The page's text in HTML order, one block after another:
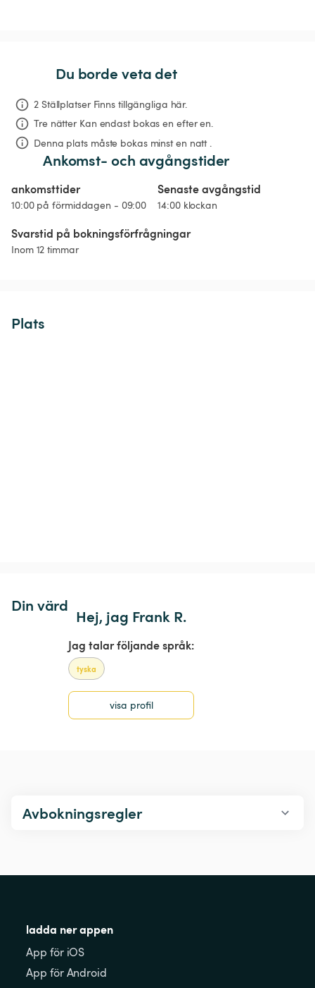
Du borde veta det
2 Ställplatser Finns tillgängliga här.
Tre nätter Kan endast bokas en efter en.
Denna plats måste bokas minst en natt .
Ankomst- och avgångstider
ankomsttider
10:00 på förmiddagen - 09:00
Senaste avgångstid
14:00 klockan
Svarstid på bokningsförfrågningar
Inom 12 timmar
Plats
Din värd
Hej, jag Frank R.
Jag talar följande språk:
tyska
visa profil
Avbokningsregler
ladda ner appen
App för iOS
App för Android